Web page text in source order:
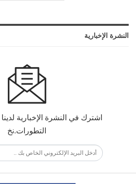
النشرة الإخبارية
اشترك في النشرة الإخبارية
التطورات.نخ